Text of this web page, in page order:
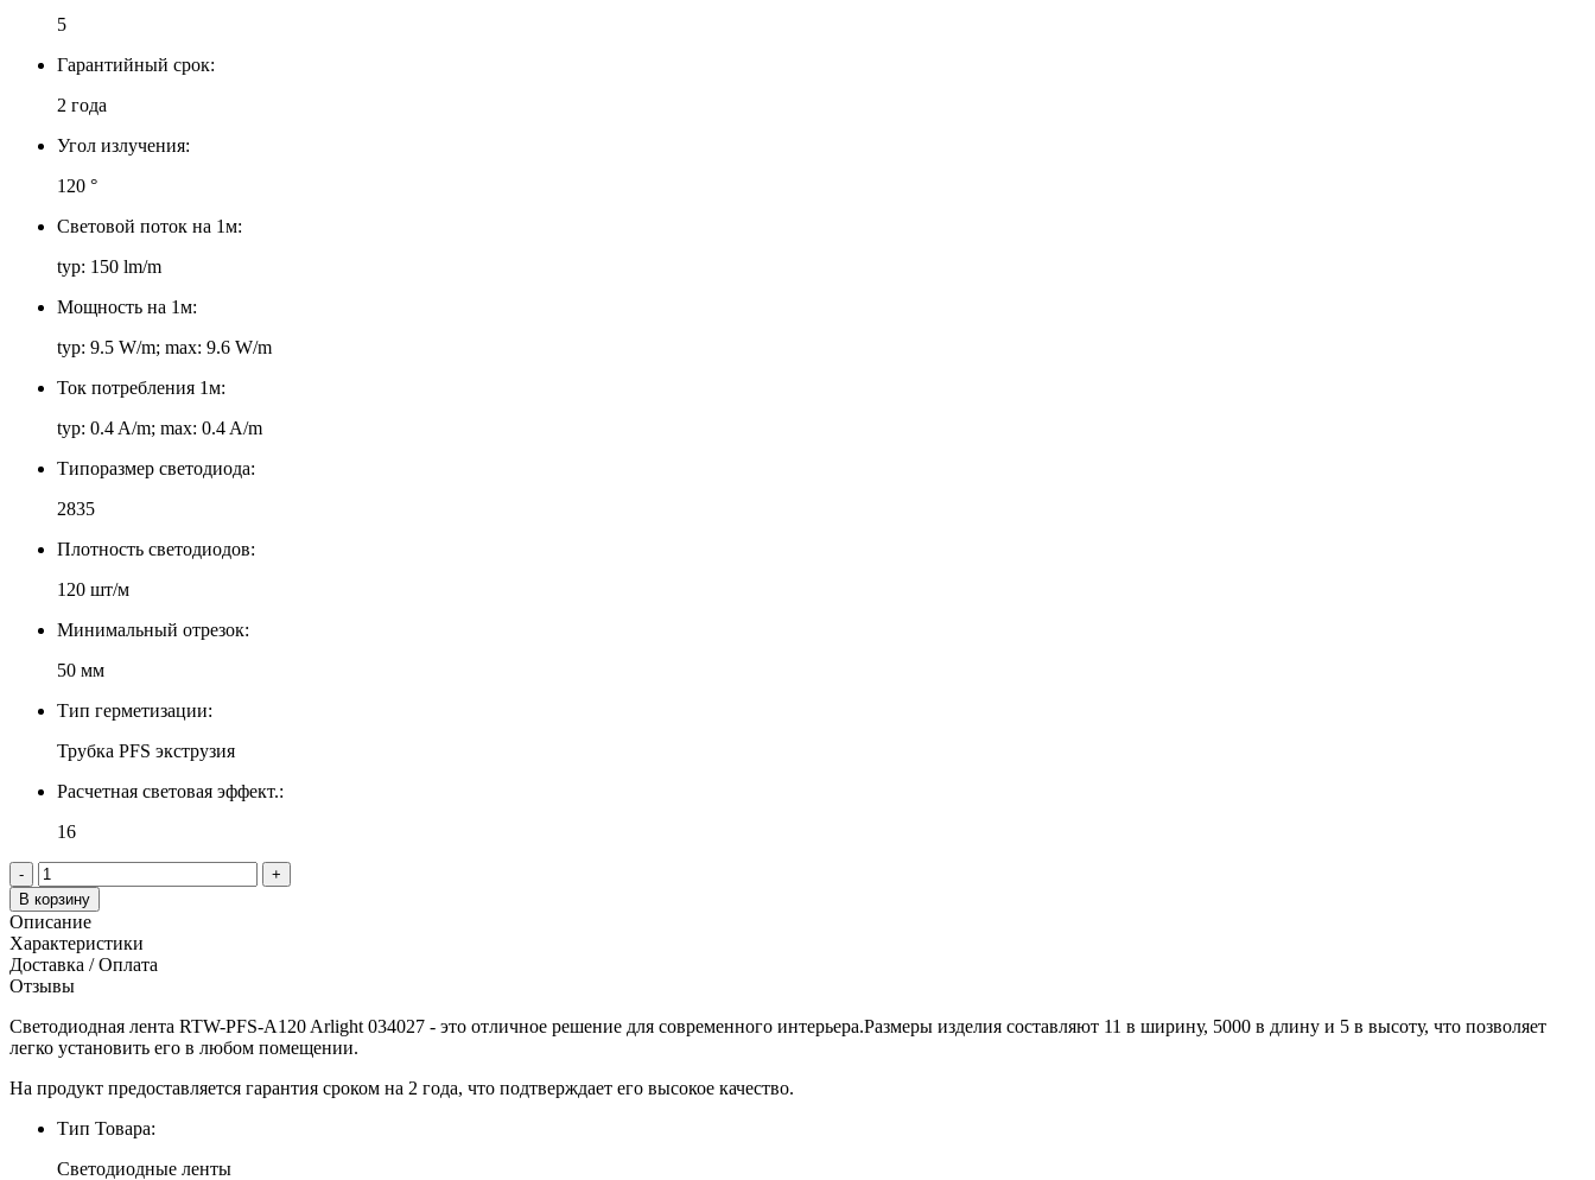
5
Гарантийный срок:
2 года
Угол излучения:
120 °
Световой поток на 1м:
typ: 150 lm/m
Мощность на 1м:
typ: 9.5 W/m; max: 9.6 W/m
Ток потребления 1м:
typ: 0.4 A/m; max: 0.4 A/m
Типоразмер светодиода:
2835
Плотность светодиодов:
120 шт/м
Минимальный отрезок:
50 мм
Тип герметизации:
Трубка PFS экструзия
Расчетная световая эффект.:
16
-
+
В корзину
Описание
Характеристики
Доставка / Оплата
Отзывы
Светодиодная лента RTW-PFS-A120 Arlight 034027 - это отличное решение для современного интерьера.Размеры изделия составляют 11 в ширину, 5000 в длину и 5 в высоту, что позволяет
легко установить его в любом помещении.
На продукт предоставляется гарантия сроком на 2 года, что подтверждает его высокое качество.
Тип Товара:
Светодиодные ленты